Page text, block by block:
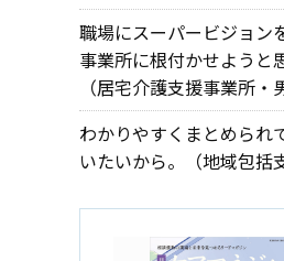
職場にスーパービジョン
事業所に根付かせようと
（居宅介護支援事業所・
わかりやすくまとめら
いたいから。（地域包括